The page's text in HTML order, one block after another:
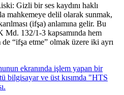
Gizli bir ses kaydını haklı
mahkemeye delil olarak sunmak,
(ifşa) anlamına gelir. Bu
Md. 132/1-3 kapsamında hem
“ifşa etme” olmak üzere iki ayrı